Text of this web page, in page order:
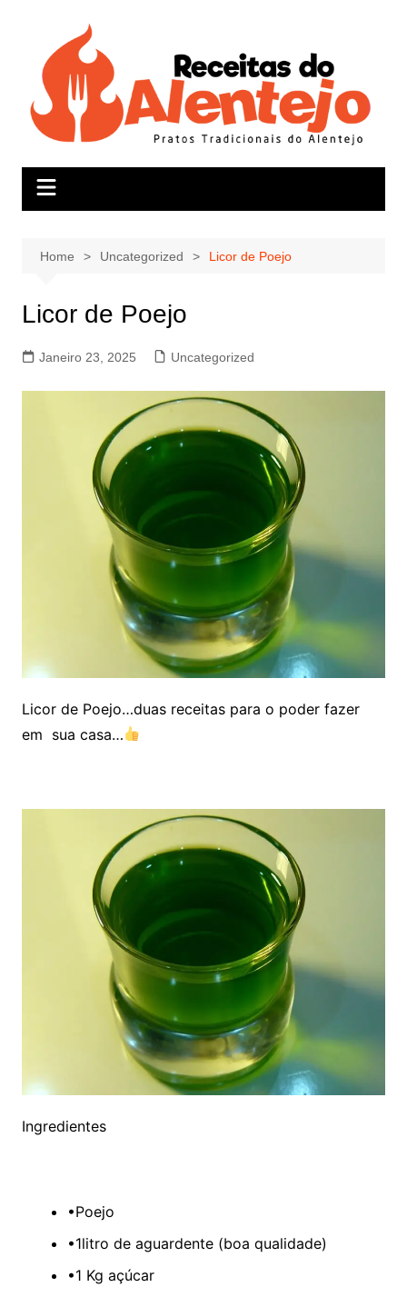
Home Uncategorized Licor de Poejo
Licor de Poejo
Janeiro 23, 2025 Uncategorized
Licor de Poejo…duas receitas para o poder fazer
em sua casa…
Ingredientes
•Poejo
•1litro de aguardente (boa qualidade)
•1 Kg açúcar